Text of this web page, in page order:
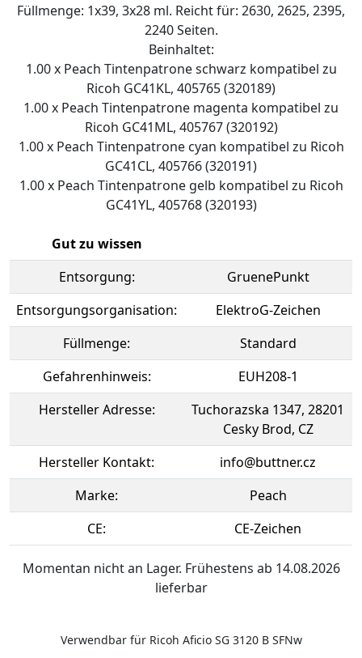
Füllmenge: 1x39, 3x28 ml. Reicht für: 2630, 2625, 2395,
2240 Seiten.
Beinhaltet:
1.00 x Peach Tintenpatrone schwarz kompatibel zu
Ricoh GC41KL, 405765 (320189)
1.00 x Peach Tintenpatrone magenta kompatibel zu
Ricoh GC41ML, 405767 (320192)
1.00 x Peach Tintenpatrone cyan kompatibel zu Ricoh
GC41CL, 405766 (320191)
1.00 x Peach Tintenpatrone gelb kompatibel zu Ricoh
GC41YL, 405768 (320193)
Gut zu wissen
Entsorgung:
GruenePunkt
Entsorgungsorganisation:
ElektroG-Zeichen
Füllmenge:
Standard
Gefahrenhinweis:
EUH208-1
Hersteller Adresse:
Tuchorazska 1347, 28201
Cesky Brod, CZ
Hersteller Kontakt:
info@buttner.cz
Marke:
Peach
CE:
CE-Zeichen
Momentan nicht an Lager. Frühestens ab 14.08.2026
lieferbar
Verwendbar für Ricoh Aficio SG 3120 B SFNw